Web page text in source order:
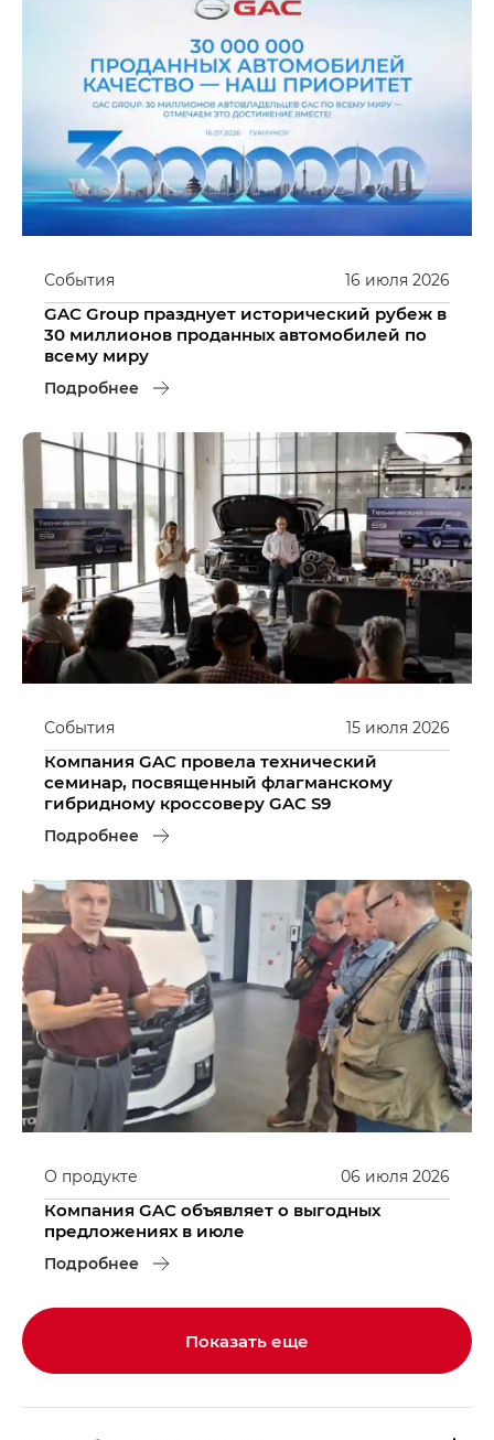
16 июля 2026
События
GAC Group празднует исторический рубеж в
30 миллионов проданных автомобилей по
всему миру
Подробнее
15 июля 2026
События
Компания GAC провела технический
семинар, посвященный флагманскому
гибридному кроссоверу GAC S9
Подробнее
06 июля 2026
О продукте
Компания GAC объявляет о выгодных
предложениях в июле
Подробнее
Показать еще